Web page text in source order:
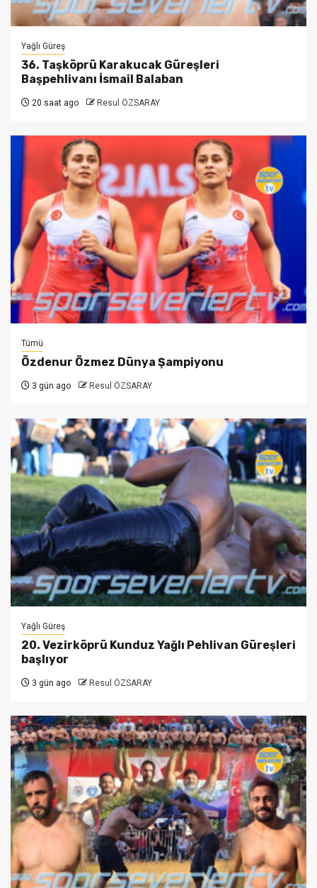
Yağlı Güreş
36. Taşköprü Karakucak Güreşleri
Başpehlivanı İsmail Balaban
20 saat ago Resul ÖZSARAY
Tümü
Özdenur Özmez Dünya Şampiyonu
3 gün ago Resul ÖZSARAY
Yağlı Güreş
20. Vezirköprü Kunduz Yağlı Pehlivan Güreşleri
başlıyor
3 gün ago Resul ÖZSARAY